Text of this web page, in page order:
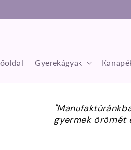
Gyerekágyak
gyermek örömét